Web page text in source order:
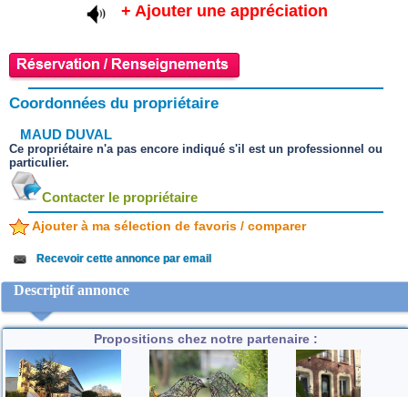
+ Ajouter une appréciation
Coordonnées du propriétaire
MAUD DUVAL
Ce propriétaire n'a pas encore indiqué s'il est un professionnel ou
particulier.
Contacter le propriétaire
Ajouter à ma sélection de favoris / comparer
Recevoir cette annonce par email
Descriptif annonce
Propositions chez notre partenaire :